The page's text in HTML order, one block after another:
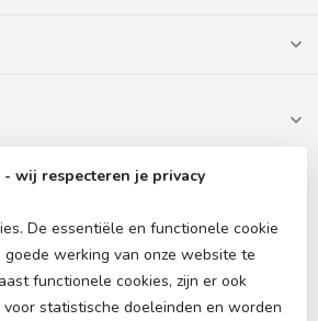
- wij respecteren je privacy
De essentiële en functionele cookie
goede werking van onze website te
functionele cookies, zijn er ook
statistische doeleinden en worden